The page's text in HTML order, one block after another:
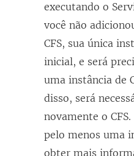
executando o
você não
CFS, sua única
inicial, e será
uma instância de
disso, será
novamente o
pelo menos uma
obter mais